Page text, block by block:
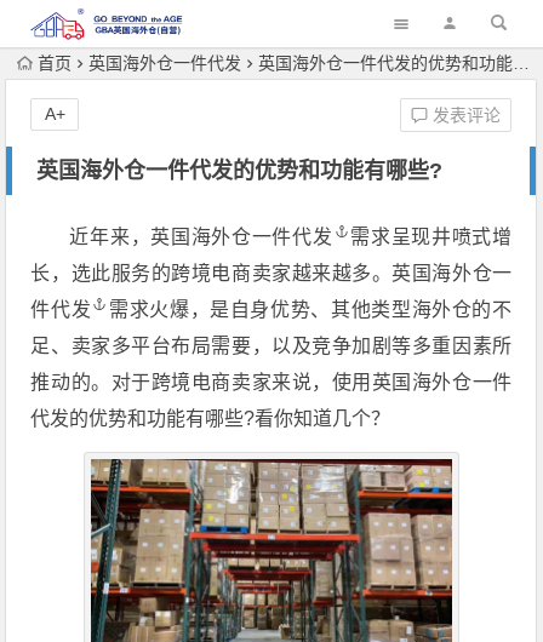
首页 英国海外仓一件代发 英国海外仓一件代发的优势和功能有哪些?
英国海外仓一件代发的优势和功能有哪些?
发表评论
A+
近年来， 英国海外仓一件代发
需求呈现井喷式增
长，选此服务的跨境电商卖家越来越多。 英国海外仓一
件代发
需求火爆，是自身优势、其他类型海外仓的不
足、卖家多平台布局需要，以及竞争加剧等多重因素所
推动的。对于跨境电商卖家来说，使用英国海外仓一件
代发的优势和功能有哪些?看你知道几个？